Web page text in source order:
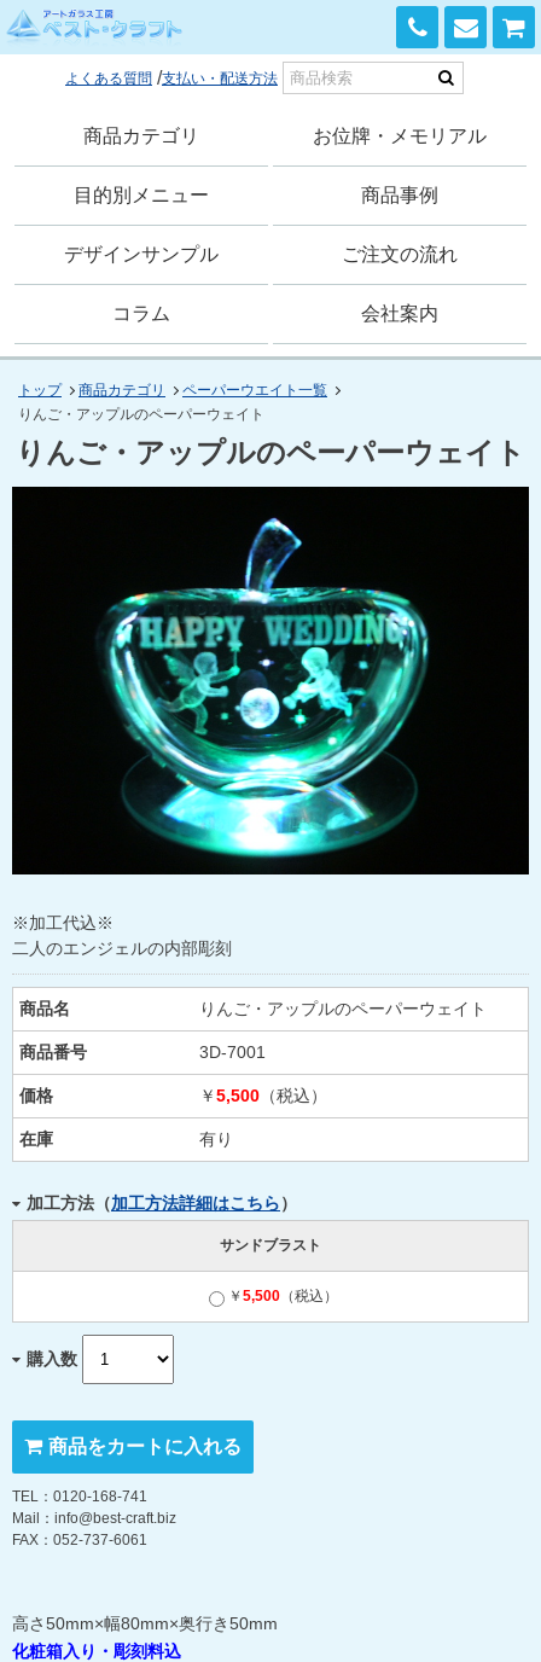
よくある質問 支払い・配送方法
0120-168-741
商品カテゴリ お位牌・メモリアル
目的別メニュー 商品事例
デザインサンプル ご注文の流れ
コラム 会社案内
トップ 商品カテゴリ
ペーパーウエイト一覧
りんご・アップルのペーパーウェイト
りんご・アップルのペーパーウェイト
※加工代込※
二人のエンジェルの内部彫刻
商品名 りんご・アップルのペーパーウェイト
商品番号 3D-7001
価格 ￥5,500 （税込）
在庫 有り
加工方法（加工方法詳細はこちら）
サンドブラスト
￥ 5,500 （税込）
購入数
商品をカートに入れる
TEL：0120-168-741
Mail：info@best-craft.biz
FAX：052-737-6061
高さ50mm×幅80mm×奥行き50mm
化粧箱入り・彫刻料込